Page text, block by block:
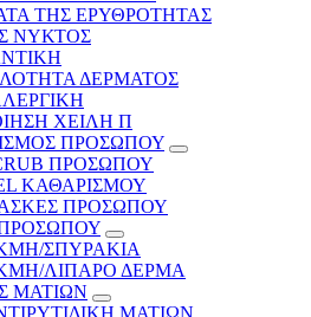
ΤΗΣ ΕΡΥΘΡΟΤΗΤΑΣ
ΝΥΚΤΟΣ
ΔΕΡΜΑΤΟΣ
ΧΕΙΛΗ Π
ΠΡΟΣΩΠΟΥ
ΠΡΟΣΩΠΟΥ
ΚΑΘΑΡΙΣΜΟΥ
ΠΡΟΣΩΠΟΥ
ΣΠΥΡΑΚΙΑ
ΛΙΠΑΡΟ ΔΕΡΜΑ
ΜΑΤΙΩΝ
ΜΑΤΙΩΝ